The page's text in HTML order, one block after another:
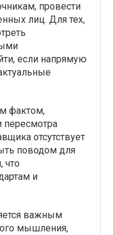
провести
лиц. Для тех,
если напрямую
фактом,
пересмотра
отсутствует
поводом для
что
и
важным
мышления,